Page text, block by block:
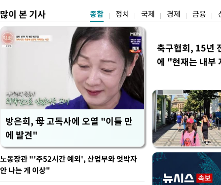
많이 본 기사 종합 정치 국제 경제 금융
방은희, 母 고독사에 오열 "이틀 만
에 발견"
축구협회, 15년
에 "현재는 내부
노동장관 "'주52시간 예외', 산업부와 엇박자
안 나는 게 이상"